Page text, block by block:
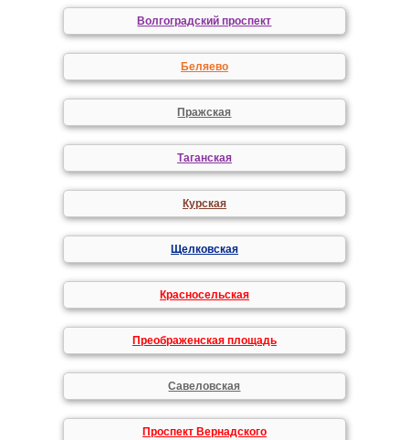
Волгоградский проспект
Беляево
Пражская
Таганская
Курская
Щелковская
Красносельская
Преображенская площадь
Савеловская
Проспект Вернадского